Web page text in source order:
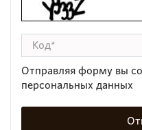
Отправляя форму вы
персональных данных